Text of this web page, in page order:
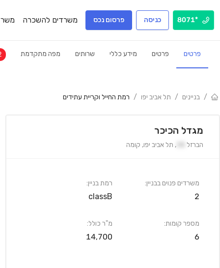
*8071 כניסה פרסום נכס משרדים להשכרה
פרטים פרטים מידע כללי שרותים מפה מתקדמת
/ בניינים / תל אביב יפו / רמת החייל וקריית עתידים
מגדל הכיכר
הברזל , תל אביב יפו, קומה
משרדים פנוים בבניין:
2
מספר קומות:
6
רמת בניין:
classB
מ"ר כולל:
14,700